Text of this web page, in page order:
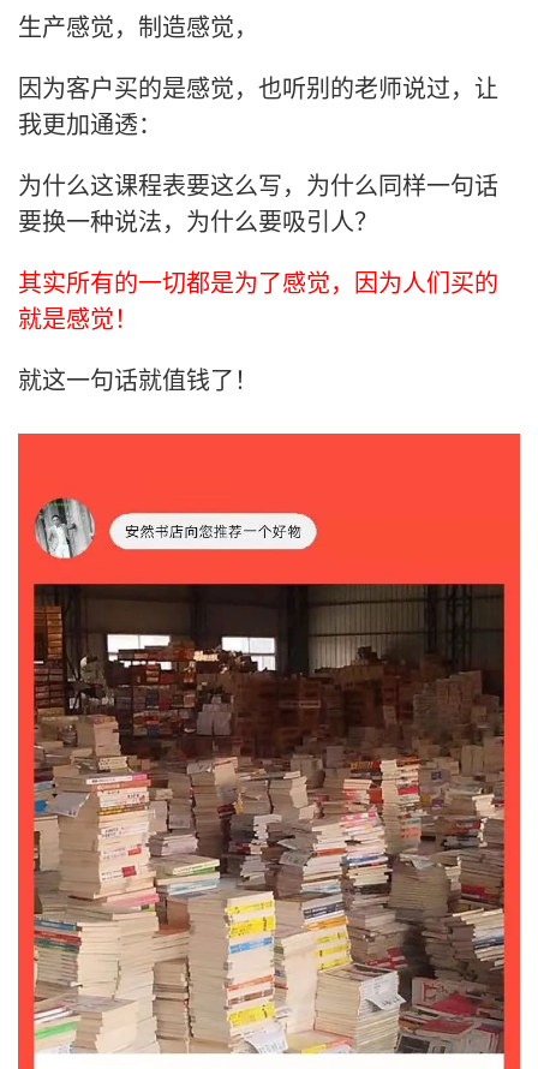
生产感觉，制造感觉，
因为客户买的是感觉，也听别的老师说过，让
我更加通透：
为什么这课程表要这么写，为什么同样一句话
要换一种说法，为什么要吸引人？
其实所有的一切都是为了感觉，因为人们买的
就是感觉！
就这一句话就值钱了！